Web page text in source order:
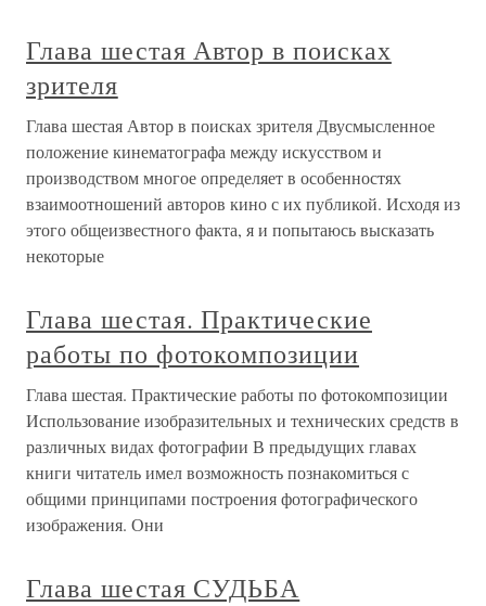
Глава шестая Автор в поисках
зрителя
Глава шестая Автор в поисках зрителя Двусмысленное
положение кинематографа между искусством и
производством многое определяет в особенностях
взаимоотношений авторов кино с их публикой. Исходя из
этого общеизвестного факта, я и попытаюсь высказать
некоторые
Глава шестая. Практические
работы по фотокомпозиции
Глава шестая. Практические работы по фотокомпозиции
Использование изобразительных и технических средств в
различных видах фотографии В предыдущих главах
книги читатель имел возможность познакомиться с
общими принципами построения фотографического
изображения. Они
Глава шестая СУДЬБА